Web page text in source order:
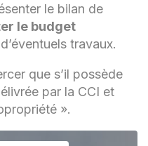
le bilan de
le budget
travaux.
que s’il possède
par la CCI et
».